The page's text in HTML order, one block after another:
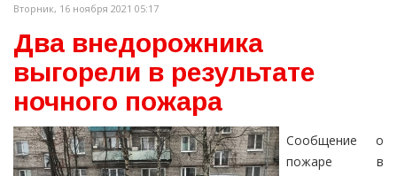
Вторник, 16 ноября 2021 05:17
Два внедорожника
выгорели в результате
ночного пожара
Сообщение о
пожаре в